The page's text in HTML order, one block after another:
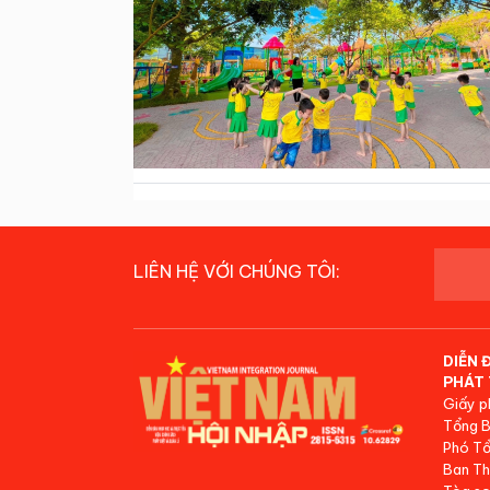
LIÊN HỆ VỚI CHÚNG TÔI:
DIỄN
PHÁT
Giấy
Tổng
Phó
Ban